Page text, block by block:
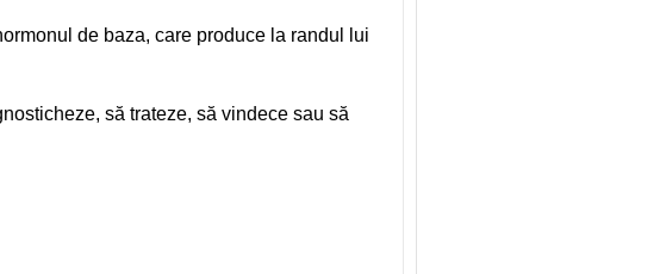
de baza, care produce la randul lui
să trateze, să vindece sau să